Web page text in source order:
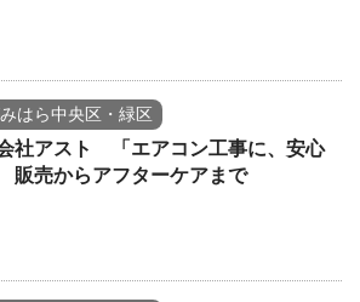
はら中央区・緑区
社アスト 「エアコン工事に、安心
売からアフターケアまで